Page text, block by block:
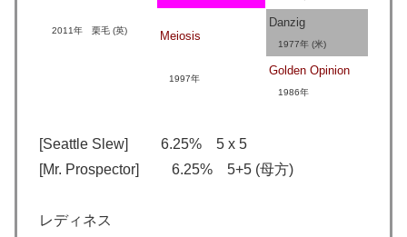
2011年 栗毛 (英) Meiosis
1997年
Danzig
1977年 (米)
Golden Opinion
1986年
[Seattle Slew] 6.25% 5 x 5
[Mr. Prospector] 6.25% 5+5 (母方)
レディネス